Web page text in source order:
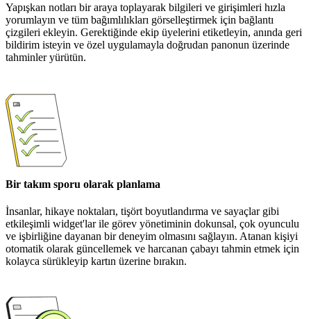
Yapışkan notları bir araya toplayarak bilgileri ve girişimleri hızla
yorumlayın ve tüm bağımlılıkları görselleştirmek için bağlantı
çizgileri ekleyin. Gerektiğinde ekip üyelerini etiketleyin, anında geri
bildirim isteyin ve özel uygulamayla doğrudan panonun üzerinde
tahminler yürütün.
Bir takım sporu olarak planlama
İnsanlar, hikaye noktaları, tişört boyutlandırma ve sayaçlar gibi
etkileşimli widget'lar ile görev yönetiminin dokunsal, çok oyunculu
ve işbirliğine dayanan bir deneyim olmasını sağlayın. Atanan kişiyi
otomatik olarak güncellemek ve harcanan çabayı tahmin etmek için
kolayca sürükleyip kartın üzerine bırakın.